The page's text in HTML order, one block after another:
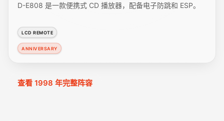
D-E808 是一款便携式 CD 播放器，配备电子防跳和 ESP。
LCD REMOTE
ANNIVERSARY
查看 1998 年完整阵容